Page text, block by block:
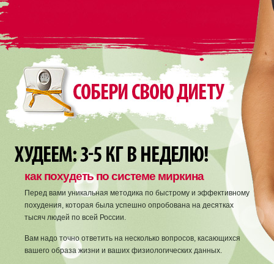
как похудеть по системе миркина
Перед вами уникальная методика по быстрому и эффективному
похудения, которая была успешно опробована на десятках
тысяч людей по всей России.
Вам надо точно ответить на несколько вопросов, касающихся
вашего образа жизни и ваших физиологических данных.